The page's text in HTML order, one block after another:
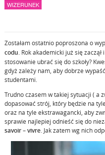
WIZERUNEK
Zostałam ostatnio poproszona o
codu . Rok akademicki już się
stosowanie ubrać się do szkoły?
gdyż zależy nam, aby dobrze
studentami.
Trudno czasem w takiej sytuacji ( a
dopasować strój, który będzie na
oraz na tyle ekstrawagancki, aby
sprawie najlepiej odnieść się do
savoir – vivre. Jak zatem wg nich